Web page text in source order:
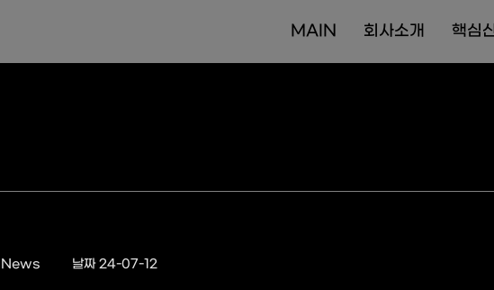
MAIN 회사소개 핵심
News 날짜 24-07-12